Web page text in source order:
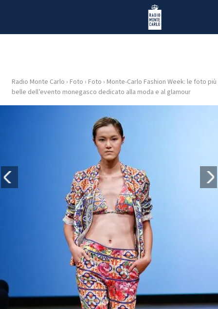
Radio Monte Carlo
HOME
EVENTI
Radio Monte Carlo › Foto › Foto › Monte-Carlo Fashion Week: le foto più
belle dell’evento monegasco dedicato alla moda e al glamour